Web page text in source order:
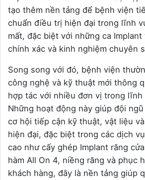
tạo thêm nền tảng để bệnh viện
chuẩn điều trị hiện đại trong lĩnh
mất, đặc biệt với những ca
chính xác và kinh nghiệm chuyên
Song song với đó, bệnh viện
công nghệ và kỹ thuật mới thông
hợp tác với nhiều đơn vị trong lĩnh
Những hoạt động này giúp đội
cơ hội tiếp cận kỹ thuật, vật liệu
hiện đại, đặc biệt trong các dịch
cao như cấy ghép Implant răng
hàm All On 4, niềng răng và phục
khách hàng, đây là nền tảng giúp